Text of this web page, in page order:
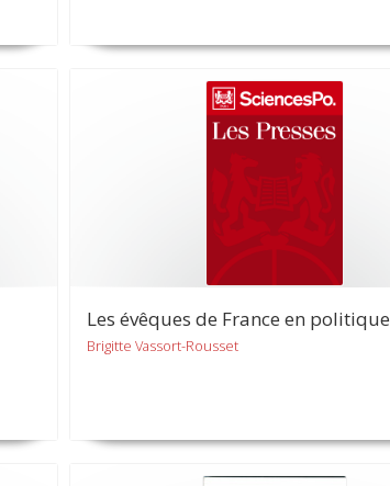
Les évêques de France en politique
Brigitte Vassort-Rousset